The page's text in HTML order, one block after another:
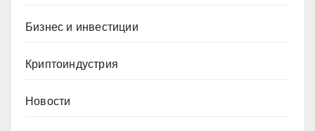
Бизнес и инвестиции
Криптоиндустрия
Новости